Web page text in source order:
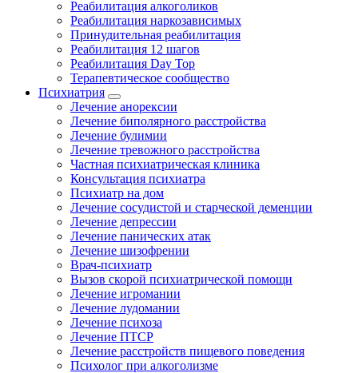
Реабилитация алкоголиков
Реабилитация наркозависимых
Принудительная реабилитация
Реабилитация 12 шагов
Реабилитация Day Top
Терапевтическое сообщество
Психиатрия
Лечение анорексии
Лечение биполярного расстройства
Лечение булимии
Лечение тревожного расстройства
Частная психиатрическая клиника
Консультация психиатра
Психиатр на дом
Лечение сосудистой и старческой деменции
Лечение депрессии
Лечение панических атак
Лечение шизофрении
Врач-психиатр
Вызов скорой психиатрической помощи
Лечение игромании
Лечение лудомании
Лечение психоза
Лечение ПТСР
Лечение расстройств пищевого поведения
Психолог при алкоголизме